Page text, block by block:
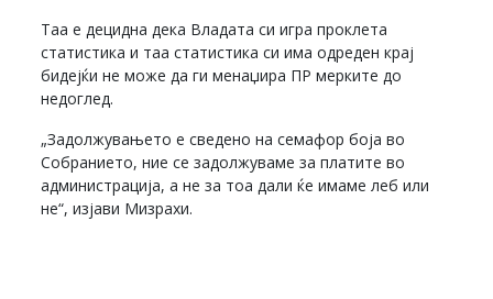
Таа е децидна дека Владата си игра проклета
статистика и таа статистика си има одреден крај
бидејќи не може да ги менаџира ПР мерките до
недоглед.
„Задолжувањето е сведено на семафор боја во
Собранието, ние се задолжуваме за платите во
администрација, а не за тоа дали ќе имаме леб или
не“, изјави Мизрахи.